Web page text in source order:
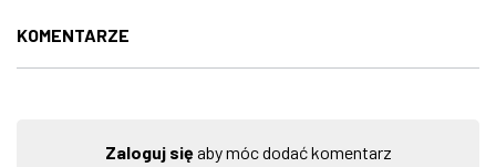
KOMENTARZE
Zaloguj sięaby móc dodać komentarz